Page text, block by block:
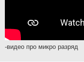
-видео про микро разряд